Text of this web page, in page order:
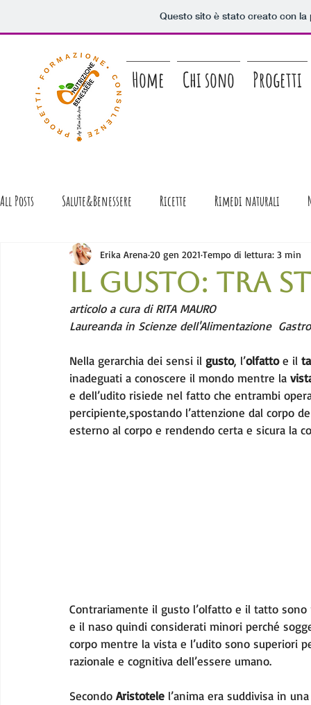
Questo sito è stato creato con
Home Chi sono Progetti
All Posts Salute&Benessere Ricette Rimedi naturali
Racconti di...Gastronomia!
IL GUSTO: tra
Erika Arena 20 gen 2021 Tempo di lettura: 3 min
articolo a cura di RITA MAURO
Laureanda in Scienze dell'Alimentazione
Nella gerarchia dei sensi il gusto, l’olfatto e il
inadeguati a conoscere il mondo mentre la
e dell’udito risiede nel fatto che entrambi
percipiente,spostando l’attenzione dal corpo
esterno al corpo e rendendo certa e sicura la
Contrariamente il gusto l’olfatto e il tatto
e il naso quindi considerati minori perché
corpo mentre la vista e l’udito sono superiori
razionale e cognitiva dell’essere umano.
Secondo Aristotele l’anima era suddivisa in